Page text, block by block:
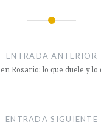
ENTRADA ANTERIOR
Rosario: lo que duele y lo
ENTRADA SIGUIENTE